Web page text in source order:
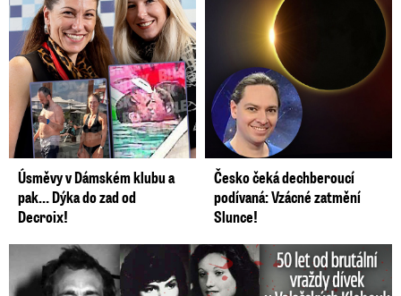
Úsměvy v Dámském klubu a
pak… Dýka do zad od
Decroix!
Česko čeká dechberoucí
podívaná: Vzácné zatmění
Slunce!
50 let od běsnění Somory: Těla dívek vrah ukryl na skládce